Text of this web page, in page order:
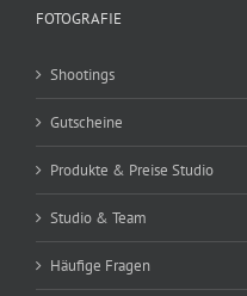
FOTOGRAFIE
Shootings
Gutscheine
Produkte & Preise Studio
Studio & Team
Häufige Fragen